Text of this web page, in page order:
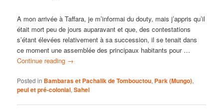
A mon arrivée à Taffara, je m’informai du douty, mais j’appris qu’il
était mort peu de jours auparavant et que, des contestations
s’étant élevées relativement à sa succession, il se tenait dans
ce moment une assemblée des principaux habitants pour …
Continue reading →
Posted in Bambaras et Pachalik de Tombouctou, Park (Mungo),
peul et pré-colonial,Sahel